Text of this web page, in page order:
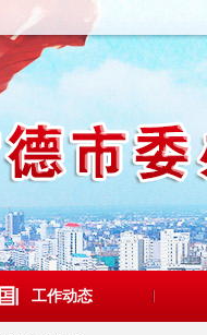
工作动态